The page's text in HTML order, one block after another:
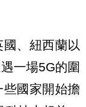
、紐西蘭以
一場5G的圍
國家開始擔